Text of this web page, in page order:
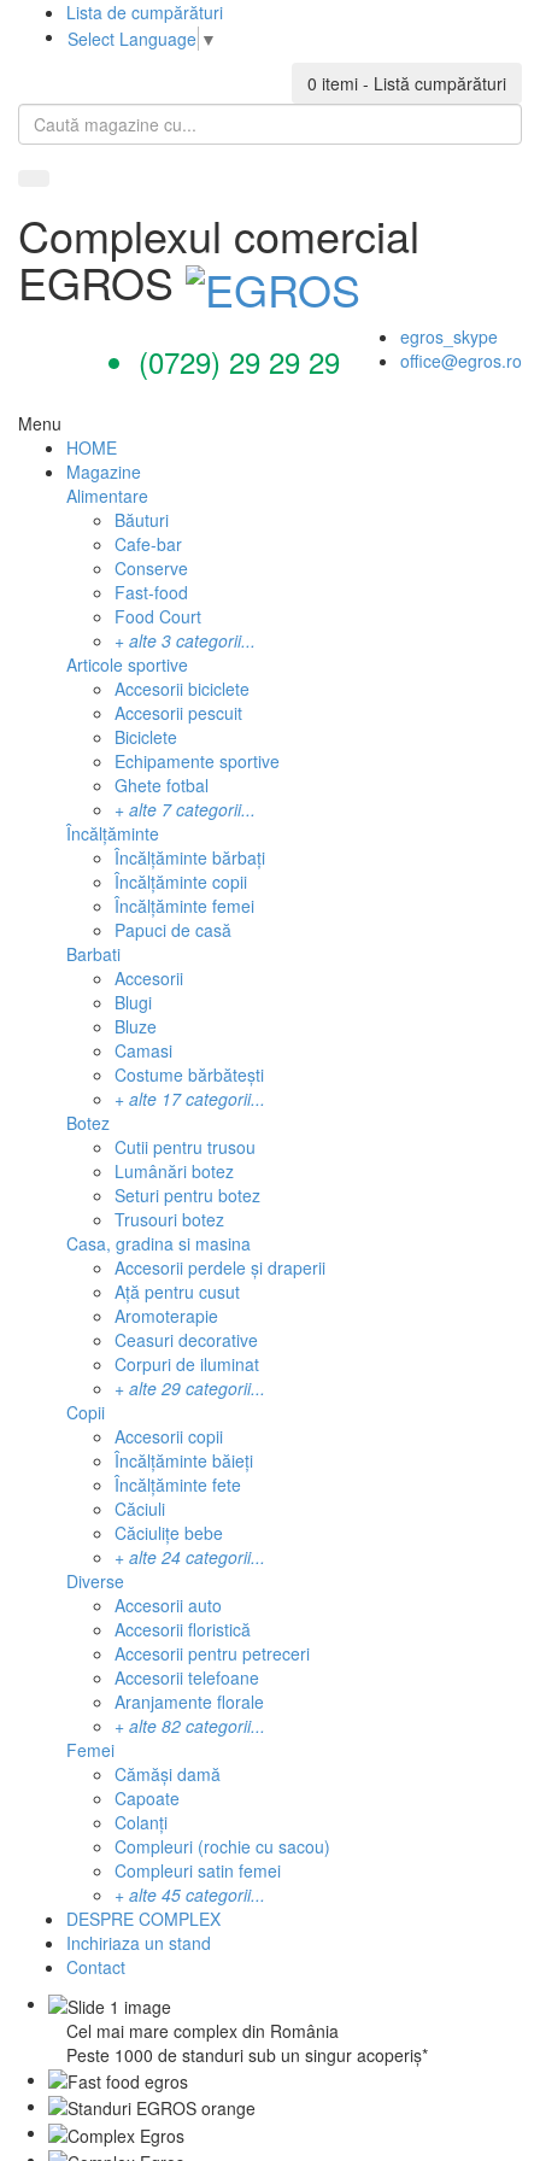
Lista de cumpărături
Select Language ▼
0 itemi - Listă cumpărături
Complexul comercial
EGROS
egros_skype
office@egros.ro
(0729) 29 29 29
Menu
HOME
Magazine
Alimentare
Băuturi
Cafe-bar
Conserve
Fast-food
Food Court
+ alte 3 categorii...
Articole sportive
Accesorii biciclete
Accesorii pescuit
Biciclete
Echipamente sportive
Ghete fotbal
+ alte 7 categorii...
Încălțăminte
Încălțăminte bărbați
Încălțăminte copii
Încălțăminte femei
Papuci de casă
Barbati
Accesorii
Blugi
Bluze
Camasi
Costume bărbătești
+ alte 17 categorii...
Botez
Cutii pentru trusou
Lumânări botez
Seturi pentru botez
Trusouri botez
Casa, gradina si masina
Accesorii perdele și draperii
Ață pentru cusut
Aromoterapie
Ceasuri decorative
Corpuri de iluminat
+ alte 29 categorii...
Copii
Accesorii copii
Încălțăminte băieți
Încălțăminte fete
Căciuli
Căciulițe bebe
+ alte 24 categorii...
Diverse
Accesorii auto
Accesorii floristică
Accesorii pentru petreceri
Accesorii telefoane
Aranjamente florale
+ alte 82 categorii...
Femei
Cămăși damă
Capoate
Colanți
Compleuri (rochie cu sacou)
Compleuri satin femei
+ alte 45 categorii...
DESPRE COMPLEX
Inchiriaza un stand
Contact
Cel mai mare complex din România
Peste 1000 de standuri sub un singur acoperiș*